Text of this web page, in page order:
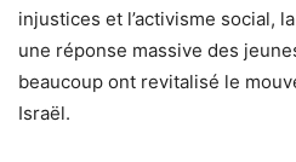
injustices et l’activisme social,
une réponse massive des
beaucoup ont revitalisé le
Israël.